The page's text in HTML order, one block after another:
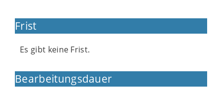
Frist
Es gibt keine Frist.
Bearbeitungsdauer